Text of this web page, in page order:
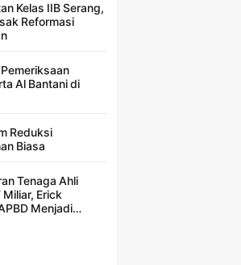
Kelas IIB Serang,
Reformasi
Al Bantani di
Reduksi
Biasa
Tenaga Ahli
Erick
Menjadi